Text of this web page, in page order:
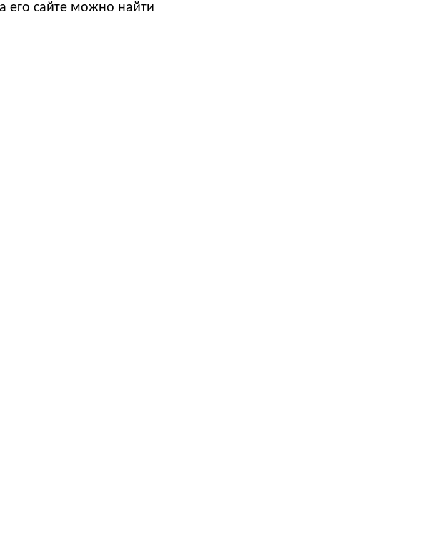
его сайте можно найти